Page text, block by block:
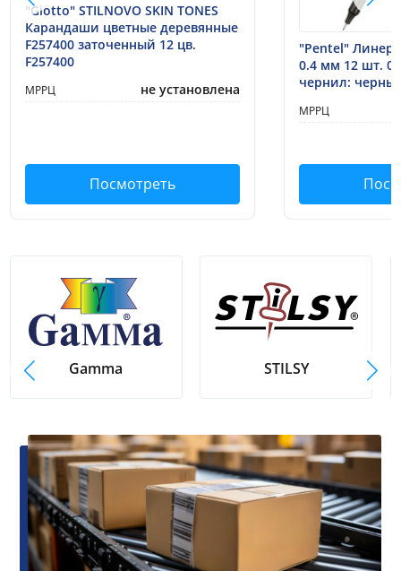
"Giotto" STILNOVO SKIN TONES
Карандаши цветные деревянные
F257400 заточенный 12 цв.
F257400
МРРЦ не установлена
Посмотреть
"Pentel" Линер
0.4 мм 12 шт.
чернил:
МРРЦ
Gamma STILSY